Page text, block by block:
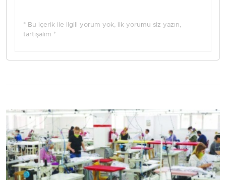
* Bu içerik ile ilgili yorum yok, ilk yorumu siz yazın,
tartışalım *